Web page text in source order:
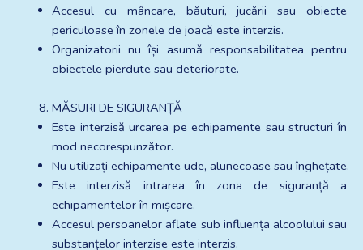
Accesul cu mâncare, băuturi, jucării sau obiecte
periculoase în zonele de joacă este interzis.
Organizatorii nu își asumă responsabilitatea pentru
obiectele pierdute sau deteriorate.
MĂSURI DE SIGURANȚĂ
Este interzisă urcarea pe echipamente sau structuri în
mod necorespunzător.
Nu utilizați echipamente ude, alunecoase sau înghețate.
Este interzisă intrarea în zona de siguranță a
echipamentelor în mișcare.
Accesul persoanelor aflate sub influența alcoolului sau
substanțelor interzise este interzis.